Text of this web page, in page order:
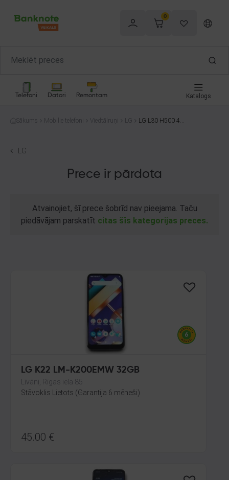
0
Telefoni Datori Remontam Katalogs
Sākums Mobilie telefoni Viedtālruņi
LG L30 H500 4G
LG
Prece ir pārdota
Atvainojiet, šī prece šobrīd nav pieejama. Taču
piedāvājam parskatīt citas šīs kategorijas preces.
LG K22 LM-K200EMW 32GB
Līvāni, Rīgas iela 85
Stāvoklis Lietots (Garantija 6 mēneši)
45.00 €